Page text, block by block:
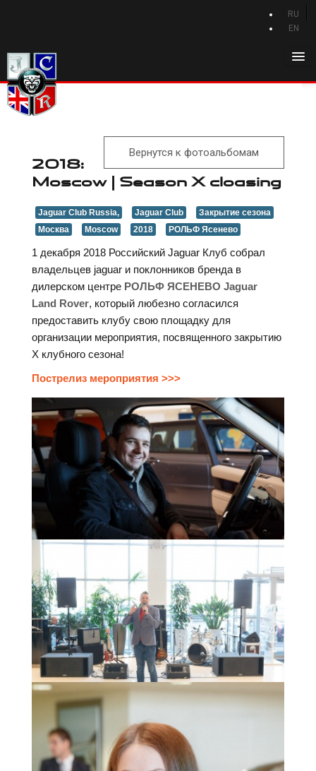
RU
EN
Главная
Новости Jaguar
Клуб
Программа привилегий
Форум
Контакты
Вернутся к фотоальбомам
2018:
Moscow | Season X cloasing
Jaguar Club Russia, Jaguar Club
Закрытие сезона
Москва
Moscow 2018 РОЛЬФ Ясенево
1 декабря 2018 Российский Jaguar Клуб собрал
владельцев jaguar и поклонников бренда в
дилерском центре РОЛЬФ ЯСЕНЕВО Jaguar
Land Rover, который любезно согласился
предоставить клубу свою площадку для
организации мероприятия, посвященного закрытию
Х клубного сезона!
Пострелиз мероприятия >>>